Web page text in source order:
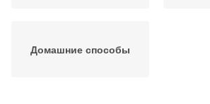
Домашние способы